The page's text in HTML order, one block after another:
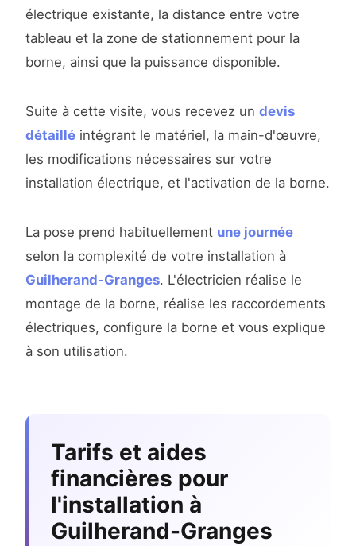
électrique existante, la distance entre votre
tableau et la zone de stationnement pour la
borne, ainsi que la puissance disponible.
Suite à cette visite, vous recevez un devis
détaillé intégrant le matériel, la main-d'œuvre,
les modifications nécessaires sur votre
installation électrique, et l'activation de la borne.
La pose prend habituellement une journée
selon la complexité de votre installation à
Guilherand-Granges. L'électricien réalise le
montage de la borne, réalise les raccordements
électriques, configure la borne et vous explique
à son utilisation.
Tarifs et aides
financières pour
l'installation à
Guilherand-Granges